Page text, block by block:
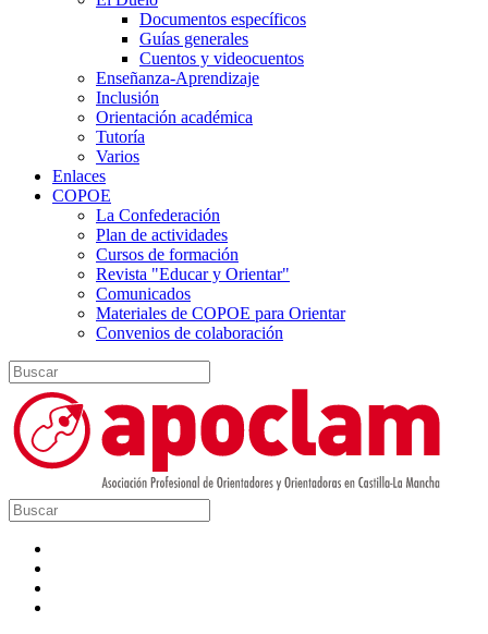
Documentos específicos
Guías generales
Cuentos y videocuentos
Enseñanza-Aprendizaje
Inclusión
Orientación académica
Tutoría
Varios
Enlaces
COPOE
La Confederación
Plan de actividades
Cursos de formación
Revista "Educar y Orientar"
Comunicados
Materiales de COPOE para Orientar
Convenios de colaboración